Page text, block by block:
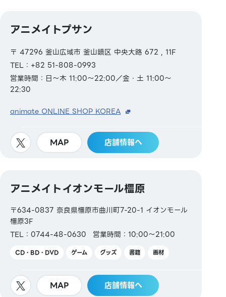
アニメイトプサン
〒 47296 釜山広域市 釜山鎮区 中央大路 672 , 11F
TEL：+82 51-808-0993
営業時間：日～木 11:00～22:00／金・土 11:00～
22:30
animate ONLINE SHOP KOREA
MAP 店舗情報へ
アニメイトイオンモール橿原
〒634-0837 奈良県橿原市曲川町7-20-1 イオンモール
橿原3F
TEL：0744-48-0630
営業時間：10:00～21:00
CD・BD・DVD ゲーム グッズ 書籍 画材
MAP 店舗情報へ